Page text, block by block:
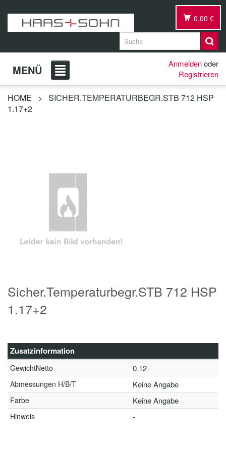
0,00 €
MENÜ Anmeldenoder
Registrieren
HOME >
SICHER.TEMPERATURBEGR.STB 712 HSP
1.17+2
Sicher.Temperaturbegr.STB 712 HSP
1.17+2
Zusatzinformation
GewichtNetto 0.12
Abmessungen H/B/T Keine Angabe
Farbe Keine Angabe
Hinweis -